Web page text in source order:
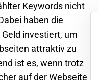
Keywords nicht
haben die
investiert, um
attraktiv zu
ist es, wenn trotz
auf der Webseite